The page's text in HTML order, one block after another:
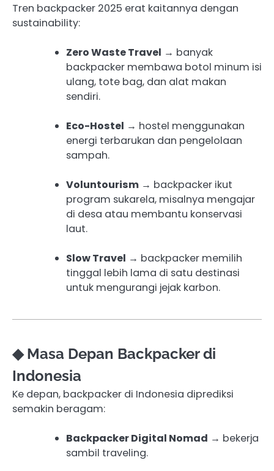
Tren backpacker 2025 erat kaitannya dengan
sustainability:
Zero Waste Travel → banyak
backpacker membawa botol minum isi
ulang, tote bag, dan alat makan
sendiri.
Eco-Hostel → hostel menggunakan
energi terbarukan dan pengelolaan
sampah.
Voluntourism → backpacker ikut
program sukarela, misalnya mengajar
di desa atau membantu konservasi
laut.
Slow Travel → backpacker memilih
tinggal lebih lama di satu destinasi
untuk mengurangi jejak karbon.
◆ Masa Depan Backpacker di
Indonesia
Ke depan, backpacker di Indonesia diprediksi
semakin beragam:
Backpacker Digital Nomad → bekerja
sambil traveling.